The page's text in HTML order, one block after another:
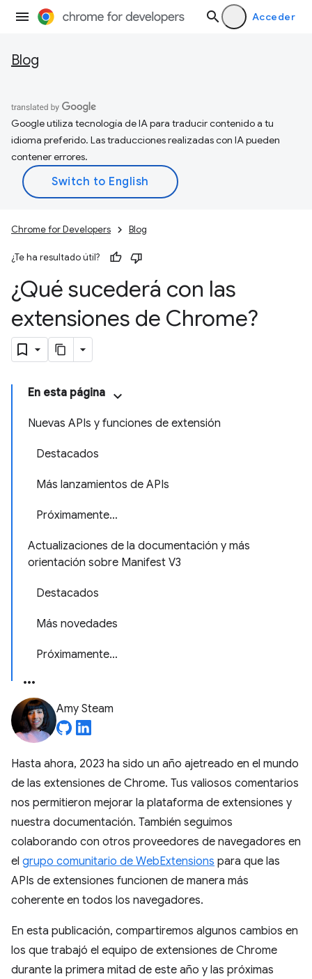
Acceder
Blog
Google utiliza tecnología de IA para traducir contenido a tu
idioma preferido. Las traducciones realizadas con IA pueden
contener errores.
Chrome for Developers Blog
¿Te ha resultado útil?
¿Qué sucederá con las
extensiones de Chrome?
En esta página
Nuevas APIs y funciones de extensión
Destacados
Más lanzamientos de APIs
Próximamente…
Actualizaciones de la documentación y más
orientación sobre Manifest V3
Destacados
Más novedades
Próximamente…
Amy Steam
Hasta ahora, 2023 ha sido un año ajetreado en el mundo
de las extensiones de Chrome. Tus valiosos comentarios
nos permitieron mejorar la plataforma de extensiones y
nuestra documentación. También seguimos
colaborando con otros proveedores de navegadores en
el grupo comunitario de WebExtensions para que las
APIs de extensiones funcionen de manera más
coherente en todos los navegadores.
En esta publicación, compartiremos algunos cambios en
los que trabajó el equipo de extensiones de Chrome
durante la primera mitad de este año y las próximas